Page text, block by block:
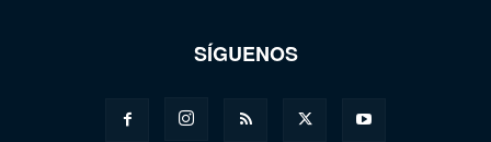
SÍGUENOS